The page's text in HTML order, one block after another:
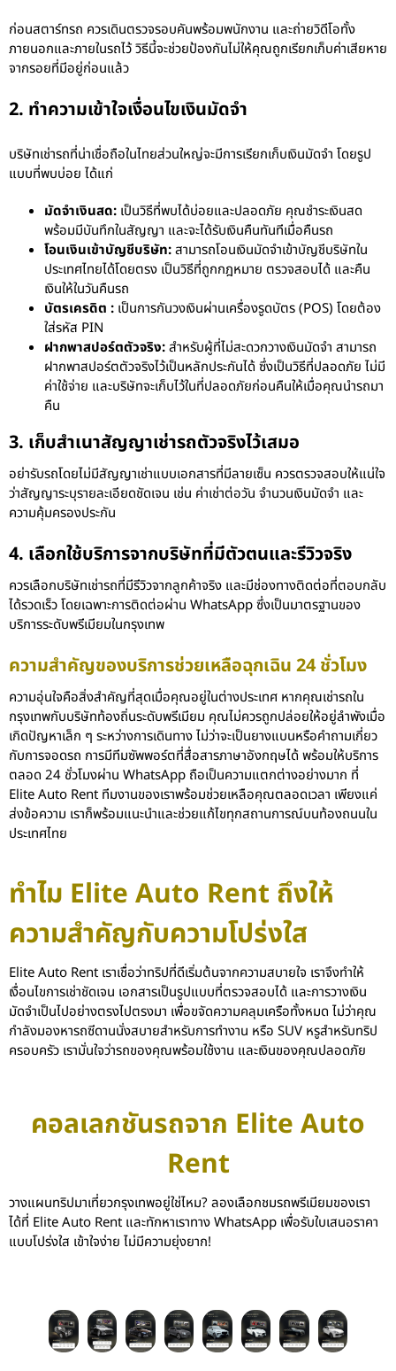
ก่อนสตาร์ทรถ ควรเดินตรวจรอบคันพร้อมพนักงาน และถ่ายวิดีโอทั้ง
ภายนอกและภายในรถไว้ วิธีนี้จะช่วยป้องกันไม่ให้คุณถูกเรียกเก็บค่าเสียหาย
จากรอยที่มีอยู่ก่อนแล้ว
2. ทำความเข้าใจเงื่อนไขเงินมัดจำ
บริษัทเช่ารถที่น่าเชื่อถือในไทยส่วนใหญ่จะมีการเรียกเก็บเงินมัดจำ โดยรูป
แบบที่พบบ่อย ได้แก่
มัดจำเงินสด: เป็นวิธีที่พบได้บ่อยและปลอดภัย คุณชำระเงินสด
พร้อมมีบันทึกในสัญญา และจะได้รับเงินคืนทันทีเมื่อคืนรถ
โอนเงินเข้าบัญชีบริษัท:สามารถโอนเงินมัดจำเข้าบัญชีบริษัทใน
ประเทศไทยได้โดยตรง เป็นวิธีที่ถูกกฎหมาย ตรวจสอบได้ และคืน
เงินให้ในวันคืนรถ
บัตรเครดิต : เป็นการกันวงเงินผ่านเครื่องรูดบัตร (POS) โดยต้อง
ใส่รหัส PIN
ฝากพาสปอร์ตตัวจริง:สำหรับผู้ที่ไม่สะดวกวางเงินมัดจำ สามารถ
ฝากพาสปอร์ตตัวจริงไว้เป็นหลักประกันได้ ซึ่งเป็นวิธีที่ปลอดภัย ไม่มี
ค่าใช้จ่าย และบริษัทจะเก็บไว้ในที่ปลอดภัยก่อนคืนให้เมื่อคุณนำรถมา
คืน
3. เก็บสำเนาสัญญาเช่ารถตัวจริงไว้เสมอ
อย่ารับรถโดยไม่มีสัญญาเช่าแบบเอกสารที่มีลายเซ็น ควรตรวจสอบให้แน่ใจ
ว่าสัญญาระบุรายละเอียดชัดเจน เช่น ค่าเช่าต่อวัน จำนวนเงินมัดจำ และ
ความคุ้มครองประกัน
4. เลือกใช้บริการจากบริษัทที่มีตัวตนและรีวิวจริง
ควรเลือกบริษัทเช่ารถที่มีรีวิวจากลูกค้าจริง และมีช่องทางติดต่อที่ตอบกลับ
ได้รวดเร็ว โดยเฉพาะการติดต่อผ่าน WhatsApp ซึ่งเป็นมาตรฐานของ
บริการระดับพรีเมียมในกรุงเทพ
ความสำคัญของบริการช่วยเหลือฉุกเฉิน 24 ชั่วโมง
ความอุ่นใจคือสิ่งสำคัญที่สุดเมื่อคุณอยู่ในต่างประเทศ หากคุณเช่ารถใน
กรุงเทพกับบริษัทท้องถิ่นระดับพรีเมียม คุณไม่ควรถูกปล่อยให้อยู่ลำพังเมื่อ
เกิดปัญหาเล็ก ๆ ระหว่างการเดินทาง ไม่ว่าจะเป็นยางแบนหรือคำถามเกี่ยว
กับการจอดรถ การมีทีมซัพพอร์ตที่สื่อสารภาษาอังกฤษได้ พร้อมให้บริการ
ตลอด 24 ชั่วโมงผ่าน WhatsApp ถือเป็นความแตกต่างอย่างมาก ที่
Elite Auto Rent ทีมงานของเราพร้อมช่วยเหลือคุณตลอดเวลา เพียงแค่
ส่งข้อความ เราก็พร้อมแนะนำและช่วยแก้ไขทุกสถานการณ์บนท้องถนนใน
ประเทศไทย
ทำไม Elite Auto Rent ถึงให้
ความสำคัญกับความโปร่งใส
Elite Auto Rent เราเชื่อว่าทริปที่ดีเริ่มต้นจากความสบายใจ เราจึงทำให้
เงื่อนไขการเช่าชัดเจน เอกสารเป็นรูปแบบที่ตรวจสอบได้ และการวางเงิน
มัดจำเป็นไปอย่างตรงไปตรงมา เพื่อขจัดความคลุมเครือทั้งหมด ไม่ว่าคุณ
กำลังมองหารถซีดานนั่งสบายสำหรับการทำงาน หรือ SUV หรูสำหรับทริป
ครอบครัว เรามั่นใจว่ารถของคุณพร้อมใช้งาน และเงินของคุณปลอดภัย
คอลเลกชันรถจาก Elite Auto
Rent
วางแผนทริปมาเที่ยวกรุงเทพอยู่ใช่ไหม? ลองเลือกชมรถพรีเมียมของเรา
ได้ที่ Elite Auto Rent และทักหาเราทาง WhatsApp เพื่อรับใบเสนอราคา
แบบโปร่งใส เข้าใจง่าย ไม่มีความยุ่งยาก!